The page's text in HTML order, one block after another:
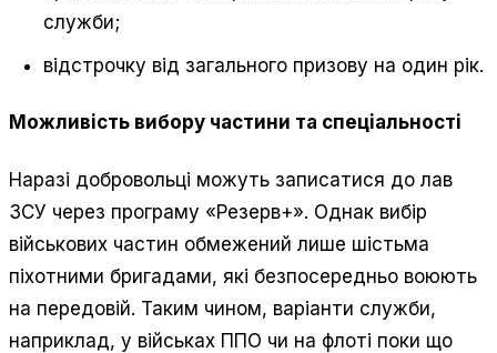
служби;
відстрочку від загального призову на один рік.
Можливість вибору частини та спеціальності
Наразі добровольці можуть записатися до лав
ЗСУ через програму «Резерв+». Однак вибір
військових частин обмежений лише шістьма
піхотними бригадами, які безпосередньо воюють
на передовій. Таким чином, варіанти служби,
наприклад, у військах ППО чи на флоті поки що